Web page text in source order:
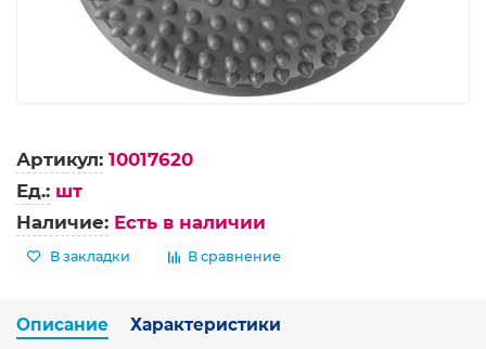
Артикул: 10017620
Ед.: шт
Наличие: Есть в наличии
В закладки В сравнение
Описание Характеристики